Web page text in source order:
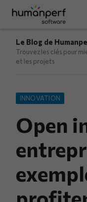
Le Blog de
Trouvez les clés pour
et les projets
INNOVATION
Open